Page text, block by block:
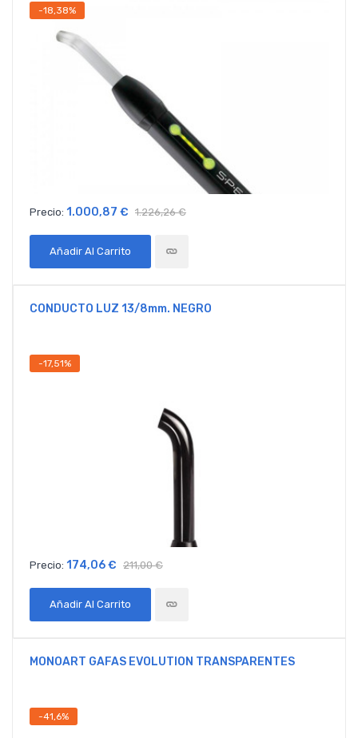
-18,38%
Precio: 1.000,87 € 1.226,26 €
Añadir Al Carrito
CONDUCTO LUZ 13/8mm. NEGRO
-17,51%
Precio: 174,06 € 211,00 €
Añadir Al Carrito
MONOART GAFAS EVOLUTION TRANSPARENTES
-41,6%